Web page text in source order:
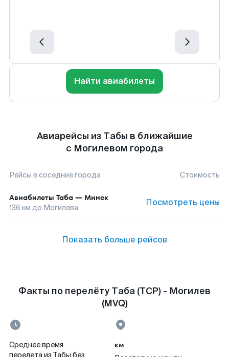
Найти авиабилеты
Авиарейсы из Табы в ближайшие
с Могилевом города
Рейсы в соседние города Стоимость
Авиабилеты Таба — Минск
136 км до Могилева Посмотреть цены
Показать больше рейсов
Факты по перелёту Таба (TCP) - Могилев
(MVQ)
Среднее время
перелета из Табы без
км